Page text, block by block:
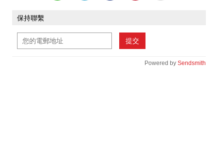
保持聯繫
提交
Powered by Sendsmith